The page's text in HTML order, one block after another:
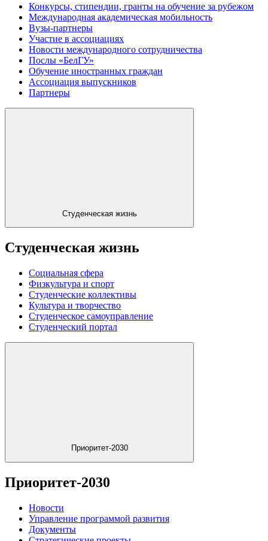
Конкурсы, стипендии, гранты на обучение за рубежом
Международная академическая мобильность
Вузы-партнеры
Участие в ассоциациях
Новости международного сотрудничества
Послы «БелГУ»
Обучение иностранных граждан
Ассоциация выпускников
Партнеры
Студенческая жизнь
Студенческая жизнь
Социальная сфера
Физкультура и спорт
Студенческие коллективы
Культура и творчество
Студенческое самоуправление
Студенческий портал
Приоритет-2030
Приоритет-2030
Новости
Управление программой развития
Документы